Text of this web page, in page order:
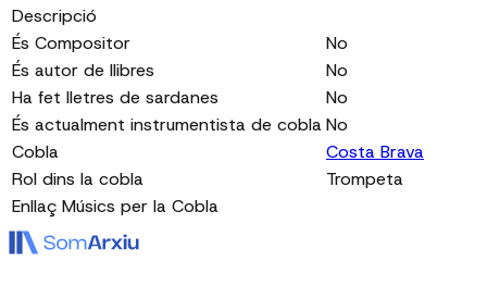
Descripció
És Compositor
No
És autor de llibres
No
Ha fet lletres de sardanes
No
És actualment instrumentista de cobla No
Cobla
Costa Brava
Rol dins la cobla
Trompeta
Enllaç Músics per la Cobla